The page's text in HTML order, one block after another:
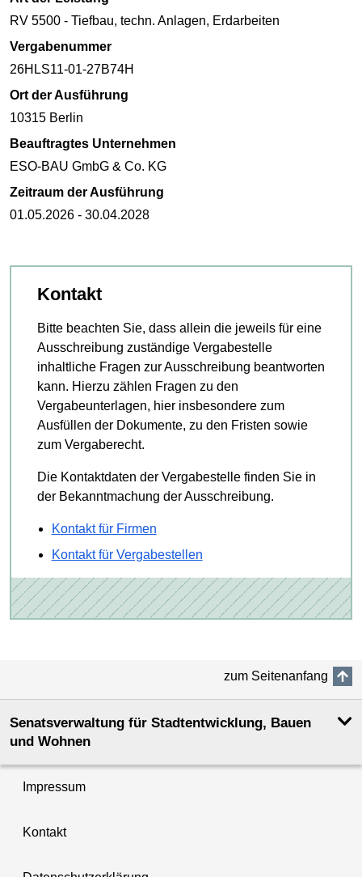
RV 5500 - Tiefbau, techn. Anlagen, Erdarbeiten
Vergabenummer
26HLS11-01-27B74H
Ort der Ausführung
10315 Berlin
Beauftragtes Unternehmen
ESO-BAU GmbG & Co. KG
Zeitraum der Ausführung
01.05.2026 - 30.04.2028
Kontakt
Bitte beachten Sie, dass allein die jeweils für eine
Ausschreibung zuständige Vergabestelle
inhaltliche Fragen zur Ausschreibung beantworten
kann. Hierzu zählen Fragen zu den
Vergabeunterlagen, hier insbesondere zum
Ausfüllen der Dokumente, zu den Fristen sowie
zum Vergaberecht.
Die Kontaktdaten der Vergabestelle finden Sie in
der Bekanntmachung der Ausschreibung.
Kontakt für Firmen
Kontakt für Vergabestellen
zum Seitenanfang
Senatsverwaltung für Stadtentwicklung, Bauen
und Wohnen
Impressum
Kontakt